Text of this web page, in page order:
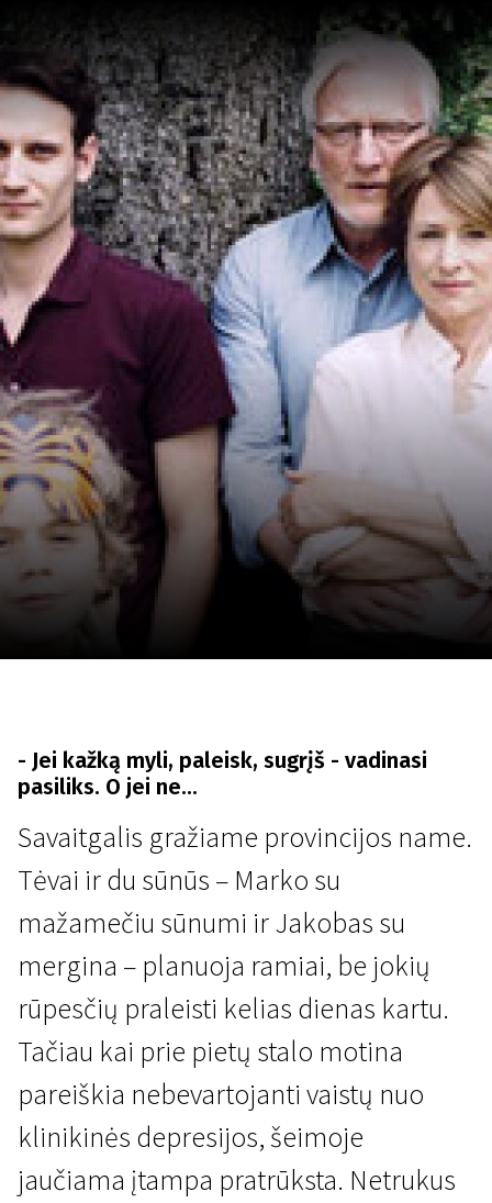
Kertant Europą
- Jei kažką myli, paleisk, sugrįš - vadinasi
pasiliks. O jei ne...
Savaitgalis gražiame provincijos name.
Tėvai ir du sūnūs – Marko su
mažamečiu sūnumi ir Jakobas su
mergina – planuoja ramiai, be jokių
rūpesčių praleisti kelias dienas kartu.
Tačiau kai prie pietų stalo motina
pareiškia nebevartojanti vaistų nuo
klinikinės depresijos, šeimoje
jaučiama įtampa pratrūksta. Netrukus